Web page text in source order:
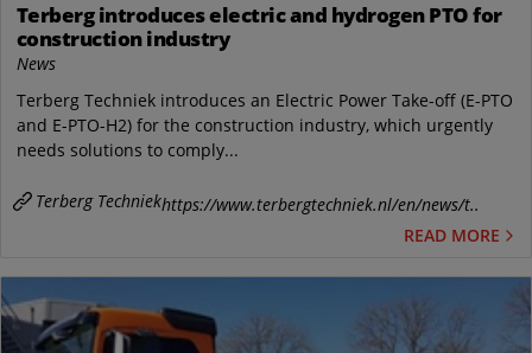
Terberg introduces electric and hydrogen PTO for
construction industry
News
Terberg Techniek introduces an Electric Power Take-off (E-PTO
and E-PTO-H2) for the construction industry, which urgently
needs solutions to comply...
Terberg Techniekhttps://www.terbergtechniek.nl/en/news/t..
READ MORE